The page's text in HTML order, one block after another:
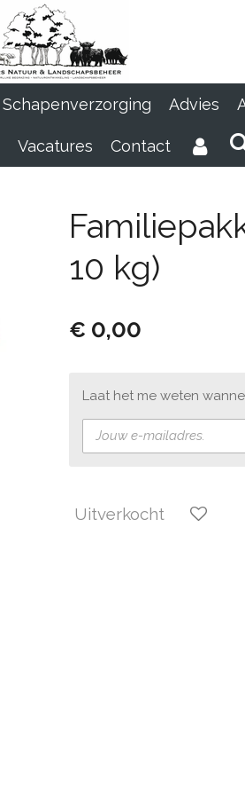
Schapenverzorging Advies
Vacatures Contact
10 kg)
€ 0,00
Laat het me weten
Uitverkocht